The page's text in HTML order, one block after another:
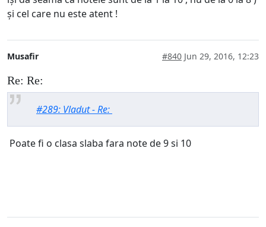
și cel care nu este atent !
Musafir #840 Jun 29, 2016, 12:23
Re: Re:
#289: Vladut - Re:
Poate fi o clasa slaba fara note de 9 si 10